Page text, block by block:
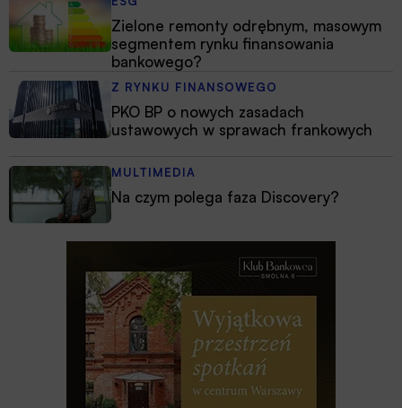
Zielone remonty odrębnym, masowym
segmentem rynku finansowania
bankowego?
Z RYNKU FINANSOWEGO
PKO BP o nowych zasadach
ustawowych w sprawach frankowych
MULTIMEDIA
Na czym polega faza Discovery?